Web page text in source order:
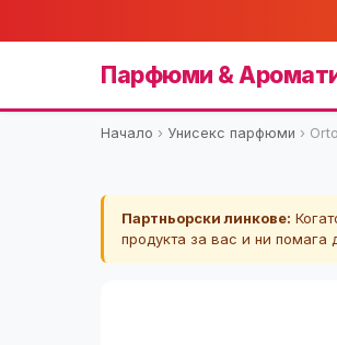
Парфюми &
Начало › Унисекс парфюми ›
Партньорски линкове:
продукта за вас и ни